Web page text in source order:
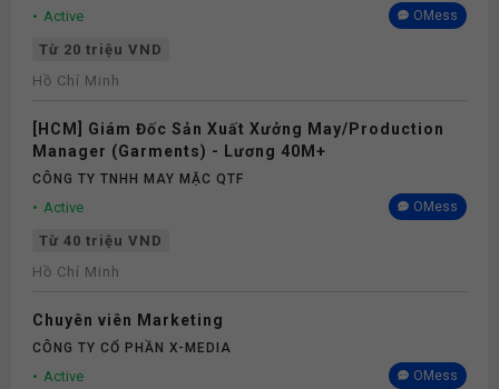
Active OMess
Từ 20 triệu VND
Hồ Chí Minh
[HCM] Giám Đốc Sản Xuất Xưởng May/Production
Manager (Garments) - Lương 40M+
CÔNG TY TNHH MAY MẶC QTF
Active OMess
Từ 40 triệu VND
Hồ Chí Minh
Chuyên viên Marketing
CÔNG TY CỔ PHẦN X-MEDIA
Active OMess